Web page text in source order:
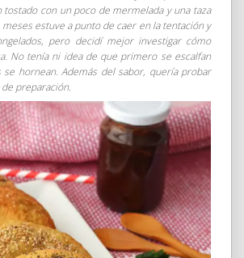
tostado con un poco de mermelada y una taza
estuve a punto de caer en la tentación y
pero decidí mejor investigar cómo
No tenía ni idea de que primero se escalfan
se hornean. Además del sabor, quería probar
preparación.